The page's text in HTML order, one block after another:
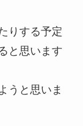
りする予定
と思います
うと思いま